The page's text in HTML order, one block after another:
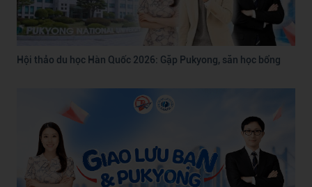
Hội thảo du học Hàn Quốc 2026: Gặp Pukyong, săn học bổng